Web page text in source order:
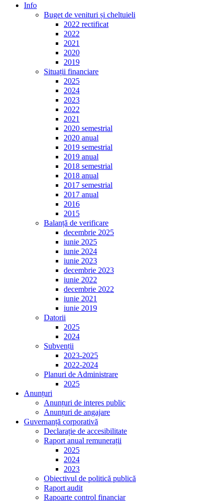
Info
Buget de venituri și cheltuieli
2022 rectificat
2022
2021
2020
2019
Situații financiare
2025
2024
2023
2022
2021
2020 semestrial
2020 anual
2019 semestrial
2019 anual
2018 semestrial
2018 anual
2017 semestrial
2017 anual
2016
2015
Balanță de verificare
decembrie 2025
iunie 2025
iunie 2024
iunie 2023
decembrie 2023
iunie 2022
decembrie 2022
iunie 2021
iunie 2019
Datorii
2025
2024
Subvenții
2023-2025
2022-2024
Planuri de Administrare
2025
Anunțuri
Anunțuri de interes public
Anunțuri de angajare
Guvernanță corporativă
Declarație de accesibilitate
Raport anual remunerații
2025
2024
2023
Obiectivul de politică publică
Raport audit
Rapoarte control financiar